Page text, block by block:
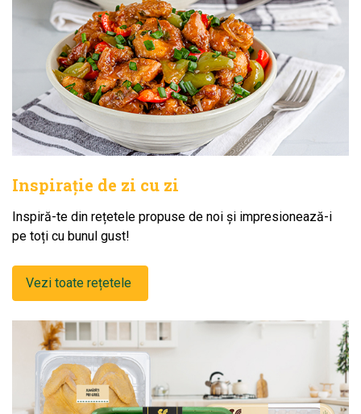
Inspirație de zi cu zi
Inspiră-te din rețetele propuse de noi și impresionează-i
pe toți cu bunul gust!
Vezi toate rețetele